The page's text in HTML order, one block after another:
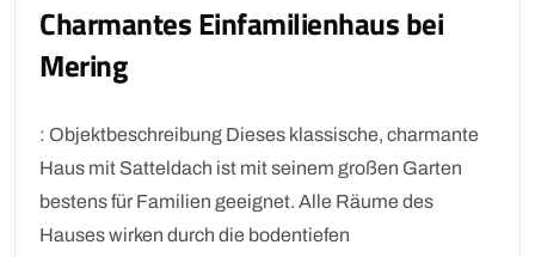
Charmantes Einfamilienhaus bei
Mering
: Objektbeschreibung Dieses klassische, charmante
Haus mit Satteldach ist mit seinem großen Garten
bestens für Familien geeignet. Alle Räume des
Hauses wirken durch die bodentiefen